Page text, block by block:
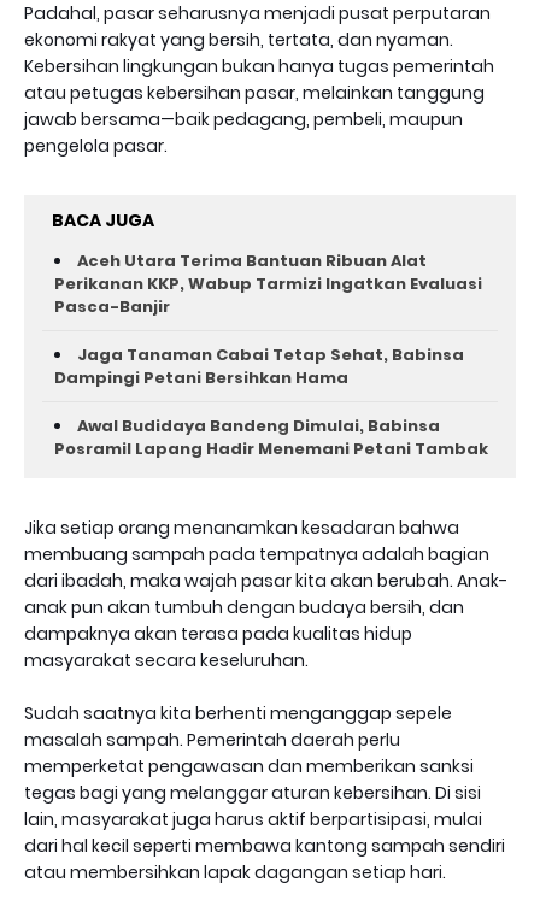
Padahal, pasar seharusnya menjadi pusat perputaran
ekonomi rakyat yang bersih, tertata, dan nyaman.
Kebersihan lingkungan bukan hanya tugas pemerintah
atau petugas kebersihan pasar, melainkan tanggung
jawab bersama—baik pedagang, pembeli, maupun
pengelola pasar.
BACA JUGA
Aceh Utara Terima Bantuan Ribuan Alat
Perikanan KKP, Wabup Tarmizi Ingatkan Evaluasi
Pasca-Banjir
Jaga Tanaman Cabai Tetap Sehat, Babinsa
Dampingi Petani Bersihkan Hama
Awal Budidaya Bandeng Dimulai, Babinsa
Posramil Lapang Hadir Menemani Petani Tambak
Jika setiap orang menanamkan kesadaran bahwa
membuang sampah pada tempatnya adalah bagian
dari ibadah, maka wajah pasar kita akan berubah. Anak-
anak pun akan tumbuh dengan budaya bersih, dan
dampaknya akan terasa pada kualitas hidup
masyarakat secara keseluruhan.
Sudah saatnya kita berhenti menganggap sepele
masalah sampah. Pemerintah daerah perlu
memperketat pengawasan dan memberikan sanksi
tegas bagi yang melanggar aturan kebersihan. Di sisi
lain, masyarakat juga harus aktif berpartisipasi, mulai
dari hal kecil seperti membawa kantong sampah sendiri
atau membersihkan lapak dagangan setiap hari.